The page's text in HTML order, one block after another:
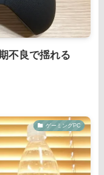
不良で揺れる
ゲーミングPC